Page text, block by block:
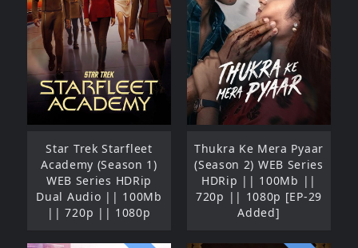
Star Trek Starfleet
Academy (Season 1)
WEB Series HDRip
Dual Audio || 100Mb
|| 720p || 1080p
Thukra Ke Mera Pyaar
(Season 2) WEB Series
HDRip || 100Mb ||
720p || 1080p [EP-29
Added]